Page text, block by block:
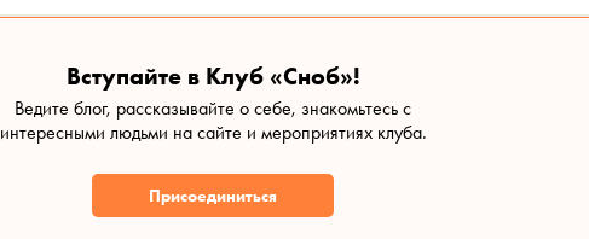
Вступайте в Клуб «Сноб»!
Ведите блог, рассказывайте о себе, знакомьтесь с
интересными людьми на сайте и мероприятиях клуба.
Присоединиться